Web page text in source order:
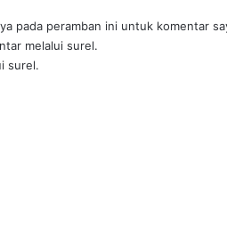
pada peramban ini untuk komentar
melalui surel.
surel.